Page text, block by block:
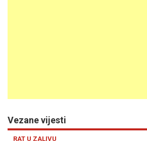
Vezane vijesti
RAT U ZALIVU